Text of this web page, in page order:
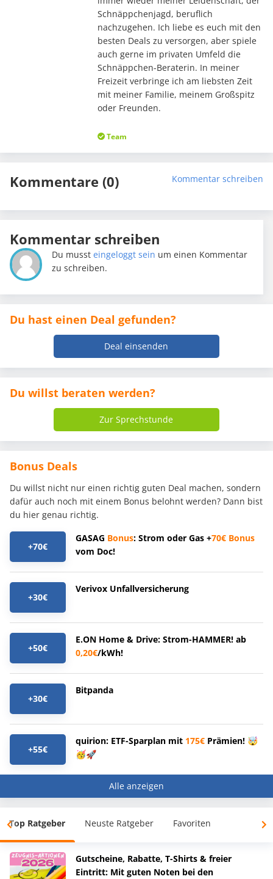
Schnäppchenjagd, beruflich
nachzugehen. Ich liebe es euch mit den
besten Deals zu versorgen, aber spiele
auch gerne im privaten Umfeld die
Schnäppchen-Beraterin. In meiner
Freizeit verbringe ich am liebsten Zeit
mit meiner Familie, meinem Großspitz
oder Freunden.
Team
Kommentare (0) Kommentar schreiben
Kommentar schreiben
Du mussteingeloggt sein um einen Kommentar
zu schreiben.
Du hast einen Deal gefunden?
Deal einsenden
Du willst beraten werden?
Zur Sprechstunde
Bonus Deals
Du willst nicht nur einen richtig guten Deal machen, sondern
dafür auch noch mit einem Bonus belohnt werden? Dann bist
du hier genau richtig.
+70€
GASAG Bonus: Strom oder Gas +70€ Bonus
vom Doc!
+30€
Verivox Unfallversicherung
+50€
E.ON Home & Drive: Strom-HAMMER! ab
0,20€/kWh!
+30€
Bitpanda
+55€
quirion: ETF-Sparplan mit 175€ Prämien! 🤯
🥳🚀
Alle anzeigen
Top Ratgeber Neuste Ratgeber Favoriten
Gutscheine, Rabatte, T-Shirts & freier
Eintritt: Mit guten Noten bei den